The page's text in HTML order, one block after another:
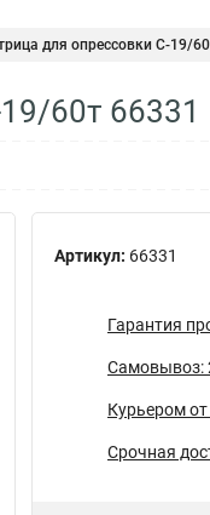
для опрессовки С-19/
60т 66331
Артикул: 66331
Гарантия
Самовывоз:
Курьером
Срочная